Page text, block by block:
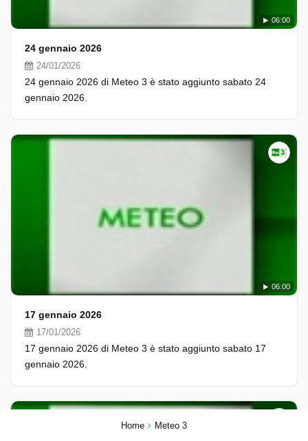
Home Meteo 3
06:00
24 gennaio 2026
24/01/2026
24 gennaio 2026 di Meteo 3 è stato aggiunto sabato 24
gennaio 2026.
06:00
17 gennaio 2026
17/01/2026
17 gennaio 2026 di Meteo 3 è stato aggiunto sabato 17
gennaio 2026.